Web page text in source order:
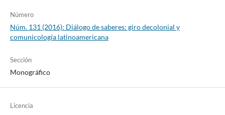
Número
Núm. 131 (2016): Diálogo de saberes: giro decolonial y
comunicología latinoamericana
Sección
Monográfico
Licencia